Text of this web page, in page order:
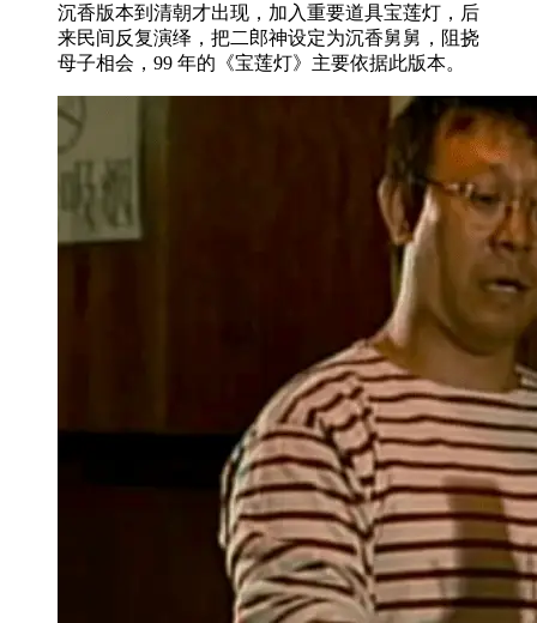
沉香版本到清朝才出现，加入重要道具宝莲灯，后
来民间反复演绎，把二郎神设定为沉香舅舅，阻挠
母子相会，99 年的《宝莲灯》主要依据此版本。